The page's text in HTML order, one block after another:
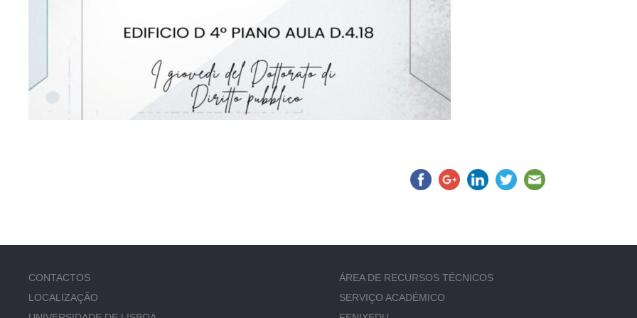
CONTACTOS
LOCALIZAÇÃO
ÁREA DE RECURSOS TÉCNICOS
SERVIÇO ACADÉMICO